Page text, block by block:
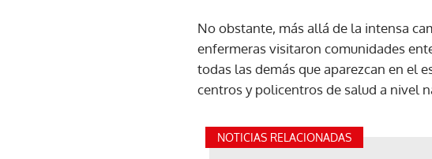
No obstante, más allá de la intensa
enfermeras visitaron comunidades
todas las demás que aparezcan en el
centros y policentros de salud a nivel
NOTICIAS RELACIONADAS